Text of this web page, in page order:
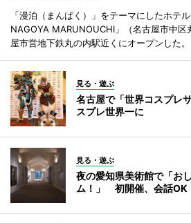
「漫泊（まんぱく）」をテーマにしたホテ
NAGOYA MARUNOUCHI」（名古屋市中区
屋市営地下鉄丸の内駅近くにオープンした。
見る・遊ぶ
名古屋で「世界コスプレ
スプレ世界一に
見る・遊ぶ
夜の愛知県美術館で「お
ム！」 初開催、会話OK